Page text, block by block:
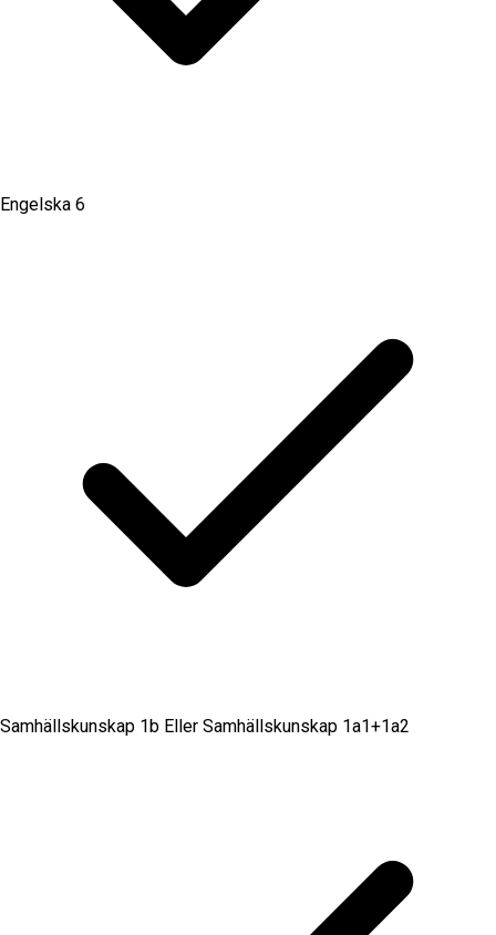
Engelska 6
Samhällskunskap 1b Eller Samhällskunskap 1a1+1a2